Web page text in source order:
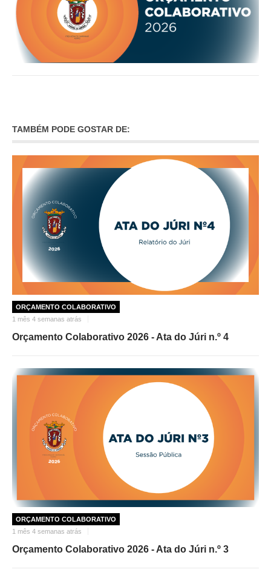
TAMBÉM PODE GOSTAR DE:
ORÇAMENTO COLABORATIVO
1 mês 4 semanas atrás
Orçamento Colaborativo 2026 - Ata do Júri n.º 4
ORÇAMENTO COLABORATIVO
1 mês 4 semanas atrás
Orçamento Colaborativo 2026 - Ata do Júri n.º 3